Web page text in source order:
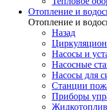
Отопление и
Отопление и
Назад
Насосы и
Насосные
Насосы для
Станции
Приборы